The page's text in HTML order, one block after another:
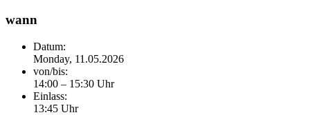
wann
Datum:
Monday, 11.05.2026
von/bis:
14:00 – 15:30 Uhr
Einlass:
13:45 Uhr